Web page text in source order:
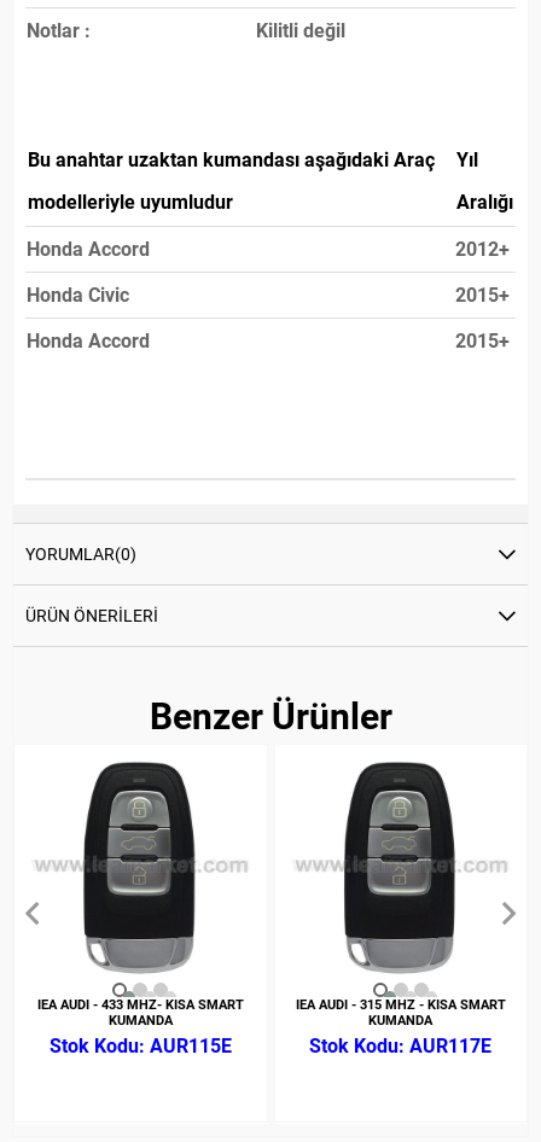
Notlar : Kilitli değil
Bu anahtar uzaktan kumandası aşağıdaki Araç
modelleriyle uyumludur
Yıl
Aralığı
Honda Accord
2012+
Honda Civic
2015+
Honda Accord
2015+
YORUMLAR(0)
ÜRÜN ÖNERILERI
Benzer Ürünler
IEA AUDI - 433 MHZ- KISA SMART
KUMANDA
AUR115E
IEA AUDI - 315 MHZ - KISA SMART
KUMANDA
AUR117E